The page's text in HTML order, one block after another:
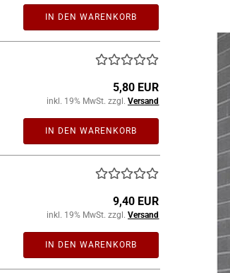
IN DEN WARENKORB
5,80 EUR
inkl. 19% MwSt. zzgl.Versand
IN DEN WARENKORB
9,40 EUR
inkl. 19% MwSt. zzgl.Versand
IN DEN WARENKORB